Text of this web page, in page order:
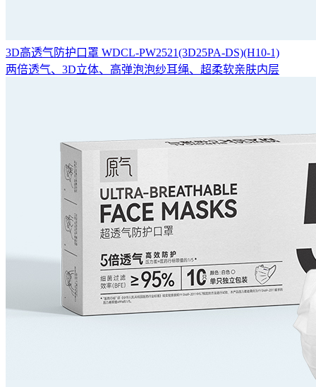
3D高透气防护口罩 WDCL-PW2521(3D25PA-DS)(H10-1)
两倍透气、3D立体、高弹泡泡纱耳绳、超柔软亲肤内层